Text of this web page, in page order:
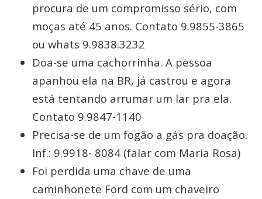
procura de um compromisso sério, com
moças até 45 anos. Contato 9.9855-3865
ou whats 9.9838.3232
Doa-se uma cachorrinha. A pessoa
apanhou ela na BR, já castrou e agora
está tentando arrumar um lar pra ela.
Contato 9.9847-1140
Precisa-se de um fogão a gás pra doação.
Inf.: 9.9918- 8084 (falar com Maria Rosa)
Foi perdida uma chave de uma
caminhonete Ford com um chaveiro